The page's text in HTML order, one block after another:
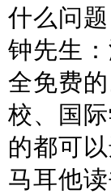
什么问题
钟先生
全免费
校、国
的都可
马耳他